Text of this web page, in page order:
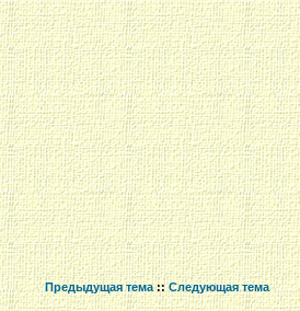
Предыдущая тема::Следующая тема